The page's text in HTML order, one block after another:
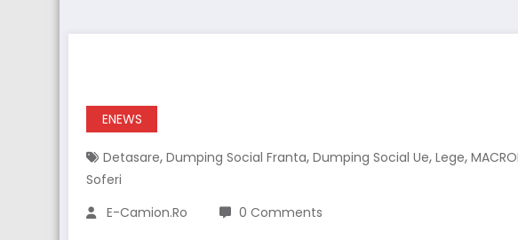
ENEWS
Detasare, Dumping Social Franta, Dumping Social Ue, Lege,
Soferi
E-Camion.ro
0 Comments